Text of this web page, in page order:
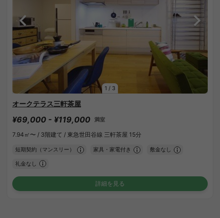
1 / 3
オークテラス三軒茶屋
¥69,000 - ¥119,000 満室
7.94㎡〜 / 3階建て / 東急世田谷線 三軒茶屋 15分
短期契約（マンスリー） 家具・家電付き 敷金なし
礼金なし
詳細を見る